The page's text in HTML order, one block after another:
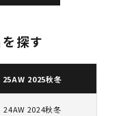
search
ネック
探す
25AW 2025秋冬
24AW 2024秋冬